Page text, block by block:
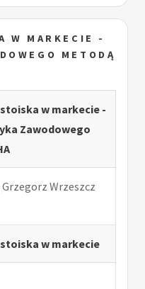
W MARKECIE -
METODĄ
w markecie -
Zawodowego
Wrzeszcz
w markecie